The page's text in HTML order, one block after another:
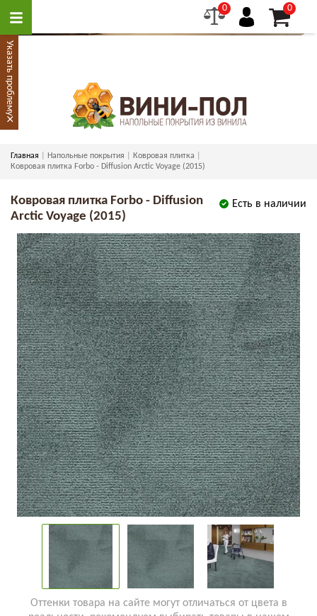
0 0
Главная Напольные покрытия
Ковровая плитка
Ковровая плитка Forbo - Diffusion Arctic Voyage (2015)
Есть в наличии
Ковровая плитка Forbo - Diffusion
Arctic Voyage (2015)
Оттенки товара на сайте могут отличаться от цвета в
Указать проблему
×